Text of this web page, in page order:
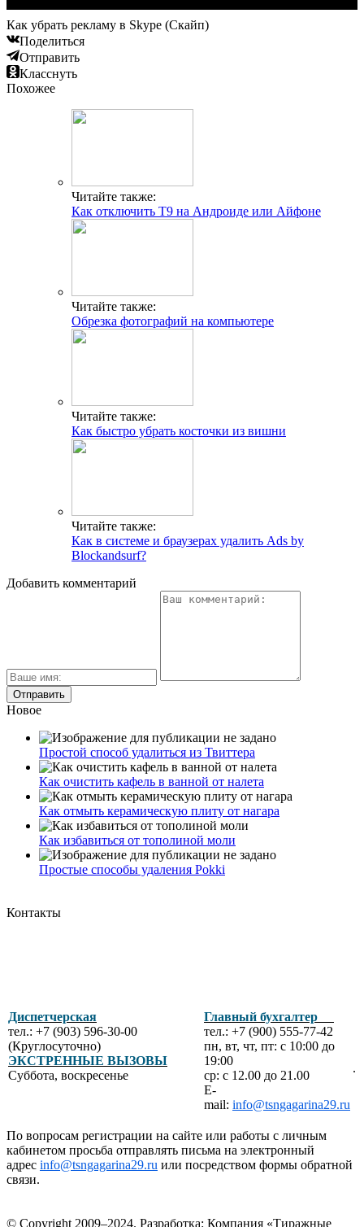
Как убрать рекламу в Skype (Скайп)
Поделиться
Отправить
Класснуть
Похожее
Читайте также:
Как отключить Т9 на Андроиде или Айфоне
Читайте также:
Обрезка фотографий на компьютере
Читайте также:
Как быстро убрать косточки из вишни
Читайте также:
Как в системе и браузерах удалить Ads by
Blockandsurf?
Добавить комментарий
Новое
Простой способ удалиться из Твиттера
Как очистить кафель в ванной от налета
Как отмыть керамическую плиту от нагара
Как избавиться от тополиной моли
Простые способы удаления Pokki
Контакты
Диспетчерская
тел.: +7 (903) 596-30-00
(Круглосуточно)
ЭКСТРЕННЫЕ ВЫЗОВЫ
Суббота, воскресенье
Главный бухгалтер
тел.: +7 (900) 555-77-42
пн, вт, чт, пт: с 10:00 до
19:00
ср: с 12.00 до 21.00
E-
mail: info@tsngagarina29.ru
.
По вопросам регистрации на сайте или работы с личным
кабинетом просьба отправлять письма на электронный
адрес info@tsngagarina29.ru или посредством формы обратной
связи.
© Copyright 2009–2024. Разработка: Компания «Тиражные